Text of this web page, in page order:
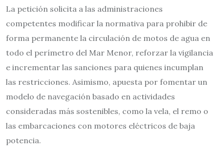
La petición solicita a las administraciones
competentes modificar la normativa para prohibir de
forma permanente la circulación de motos de agua en
todo el perímetro del Mar Menor, reforzar la vigilancia
e incrementar las sanciones para quienes incumplan
las restricciones. Asimismo, apuesta por fomentar un
modelo de navegación basado en actividades
consideradas más sostenibles, como la vela, el remo o
las embarcaciones con motores eléctricos de baja
potencia.